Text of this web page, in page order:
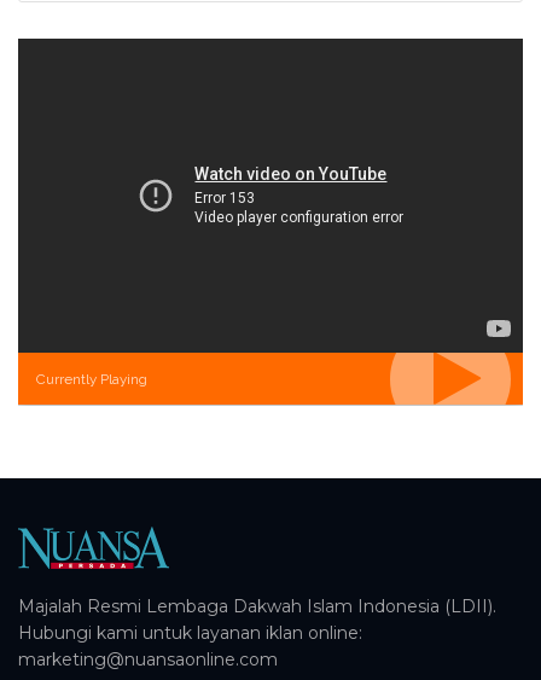
Currently Playing
Majalah Resmi Lembaga Dakwah Islam Indonesia (LDII).
Hubungi kami untuk layanan iklan online:
marketing@nuansaonline.com